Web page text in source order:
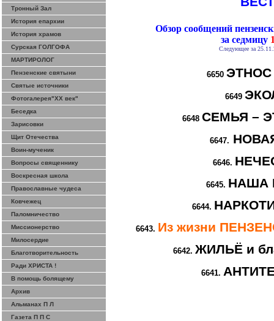
Тронный Зал
История епархии
История храмов
Сурская ГОЛГОФА
МАРТИРОЛОГ
Пензенские святыни
Святые источники
Фотогалерея"ХХ век"
Беседка
Зарисовки
Щит Отечества
Воин-мученик
Вопросы священнику
Воскресная школа
Православные чудеса
Ковчежец
Паломничество
Миссионерство
Милосердие
Благотворительность
Ради ХРИСТА !
В помощь болящему
Архив
Альманах П Л
Газета П П С
Обзор сообщений
за седмицу
Следующее за
6650
6649
6648 СЕМЬЯ –
6647.
6646.
6645. НАША
6644.
6643. Из жизни
6642. ЖИЛЬЁ и
6641.